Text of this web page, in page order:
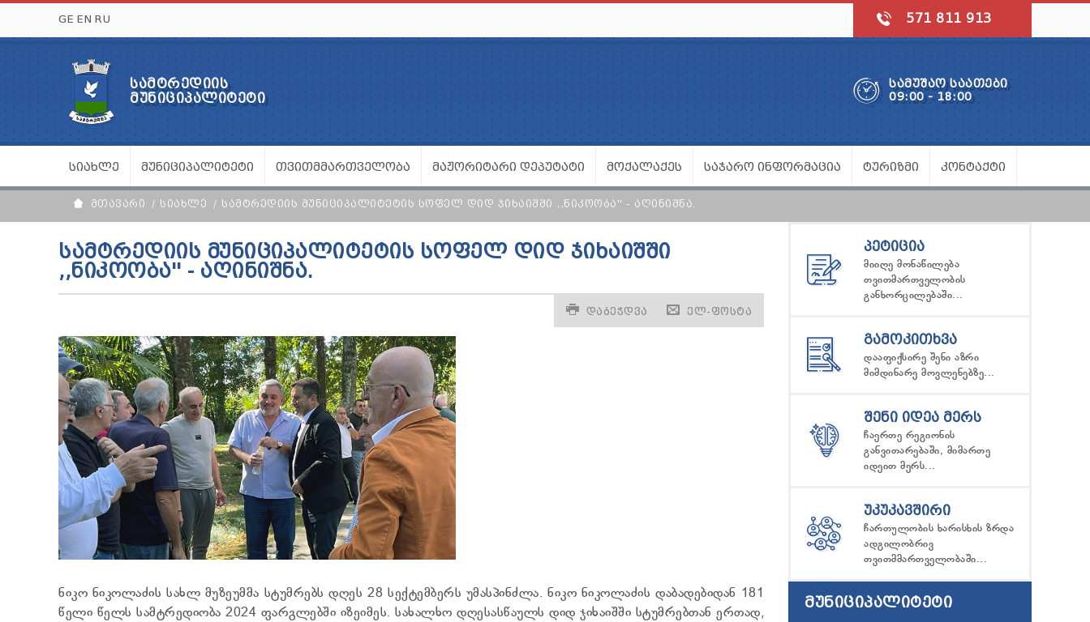
GE EN RU 571 811 913
ᲡᲐᲛᲢᲠᲔᲓᲘᲘᲡ
ᲛᲣᲜᲘᲪᲘᲞᲐᲚᲘᲢᲔᲢᲘ
ᲡᲐᲛᲣᲨᲐᲝ ᲡᲐᲐᲗᲔᲑᲘ
09:00 - 18:00
ᲡᲘᲐᲮᲚᲔ ᲛᲣᲜᲘᲪᲘᲞᲐᲚᲘᲢᲔᲢᲘ ᲗᲕᲘᲗᲛᲛᲐᲠᲗᲕᲔᲚᲝᲑᲐ ᲛᲐᲟᲝᲠᲘᲢᲐᲠᲘ ᲓᲔᲞᲣᲢᲐᲢᲘ ᲛᲝᲥᲐᲚᲐᲥᲔᲡ ᲡᲐᲯᲐᲠᲝ ᲘᲜᲤᲝᲠᲛᲐᲪᲘᲐ ᲢᲣᲠᲘᲖᲛᲘ ᲙᲝᲜᲢᲐᲥᲢᲘ
ᲛᲗᲐᲕᲐᲠᲘ ᲡᲘᲐᲮᲚᲔ ᲡᲐᲛᲢᲠᲔᲓᲘᲘᲡ ᲛᲣᲜᲘᲪᲘᲞᲐᲚᲘᲢᲔᲢᲘᲡ ᲡᲝᲤᲔᲚ ᲓᲘᲓ ᲯᲘᲮᲐᲘᲨᲨᲘ ,,ᲜᲘᲙᲝᲝᲑᲐ'' - ᲐᲦᲘᲜᲘᲨᲜᲐ.
ᲡᲐᲛᲢᲠᲔᲓᲘᲘᲡ ᲛᲣᲜᲘᲪᲘᲞᲐᲚᲘᲢᲔᲢᲘᲡ ᲡᲝᲤᲔᲚ ᲓᲘᲓ ᲯᲘᲮᲐᲘᲨᲨᲘ
,,ᲜᲘᲙᲝᲝᲑᲐ'' - ᲐᲦᲘᲜᲘᲨᲜᲐ.
ᲓᲐᲑᲔᲭᲓᲕᲐ ᲔᲚ-ᲤᲝᲡᲢᲐ
ნიკო ნიკოლაძის სახლ მუზეუმმა სტუმრებს დღეს 28 სექტემბერს უმასპინძლა. ნიკო ნიკოლაძის დაბადებიდან 181
წელი წელს სამტრედიობა 2024 ფარგლებში იზეიმეს. სახალხო დღესასწაულს დიდ ჯიხაიშში სტუმრებთან ერთად,
ᲞᲔᲢᲘᲪᲘᲐ
მიიღე მონაწილება
თვითმართველობის
განხორცილებაში...
ᲒᲐᲛᲝᲙᲘᲗᲮᲕᲐ
დააფიქსირე შენი აზრი
მიმდინარე მოვლენებზე...
ᲨᲔᲜᲘ ᲘᲓᲔᲐ ᲛᲔᲠᲡ
ჩაერთე რეგიონის
განვითარებაში, მიმართე
იდეით მერს...
ᲣᲙᲣᲙᲐᲕᲨᲘᲠᲘ
ჩართულობის ხარისხის ზრდა
ადგილობრივ
თვითმმართველობაში...
ᲛᲣᲜᲘᲪᲘᲞᲐᲚᲘᲢᲔᲢᲘ